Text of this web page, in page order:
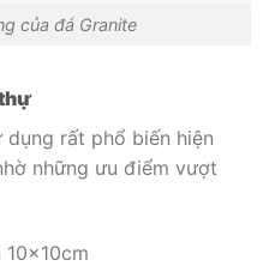
của đá Granite
rất phổ biến hiện
những ưu điểm vượt